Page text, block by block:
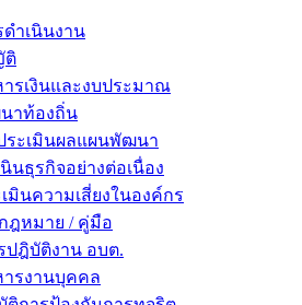
ำเนินงาน
ติ
ารเงินและงบประมาณ
าท้องถิ่น
ระเมินผลแผนพัฒนา
นธุรกิจอย่างต่อเนื่อง
มินความเสี่ยงในองค์กร
ฎหมาย / คู่มือ
ปฎิบัติงาน อบต.
ารงานบุคคล